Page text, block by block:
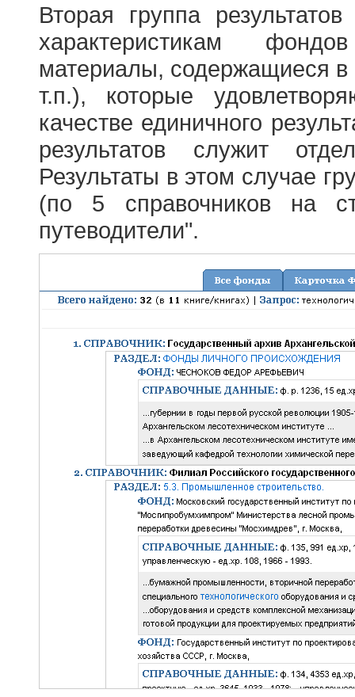
Вторая группа
характеристикам
материалы, содержащиеся в
т.п.), которые
качестве единичного
результатов служит
Результаты в этом случае
(по 5 справочников на
путеводители".